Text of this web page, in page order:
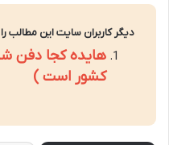
دیگر کاربران سایت این مطالب
هایده کجا دفن
کشور است )